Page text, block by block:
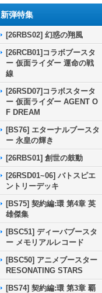
新弾特集
[26RBS02] 幻惑の翔風
[26RCB01]コラボブースタ
ー 仮面ライダー 運命の戦
線
[26RSD07]コラボスタータ
ー 仮面ライダー AGENT O
F DREAM
[BS76] エターナルブースタ
ー 永皇の輝き
[26RBS01] 創世の鼓動
[26RSD01~06] バトスピエ
ントリーデッキ
[BS75] 契約編:環 第4章 英
雄傑集
[BSC51] ディーバブースタ
ー メモリアルレコード
[BSC50] アニメブースター
RESONATING STARS
[BS74] 契約編:環 第3章 覇